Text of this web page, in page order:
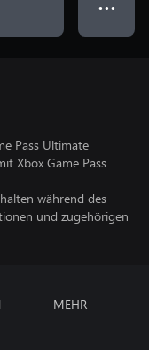
● ● ●
Pass Ultimate
Xbox Game Pass
während des
und zugehörigen
MEHR